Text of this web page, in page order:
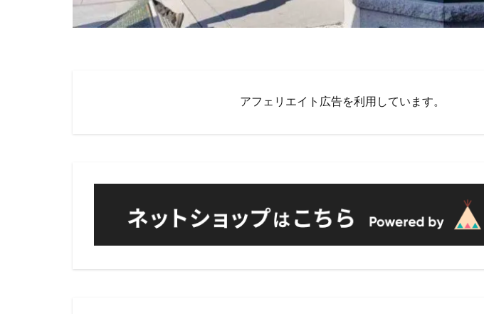
アフェリエイト広告を利用しています。